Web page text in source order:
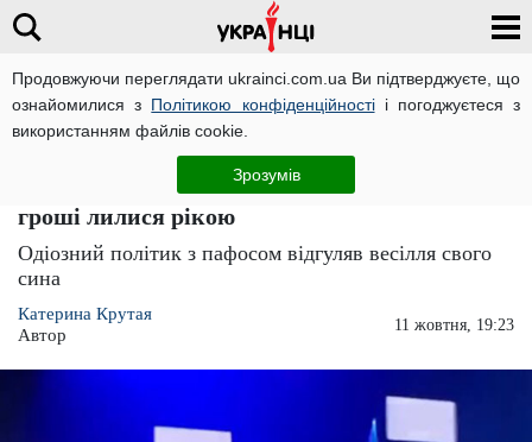
Продовжуючи переглядати ukrainci.com.ua Ви підтверджуєте, що
ознайомилися з Політикою конфіденційностіі погоджуєтеся з
використанням файлів cookie.
Зрозумів
Розваги
Медведчук і Марченко одружили сина:
шикарний концерт, грандіозний салют,
гроші лилися рікою
Одіозний політик з пафосом відгуляв весілля свого
сина
Катерина Крутая
Автор
11 жовтня, 19:23